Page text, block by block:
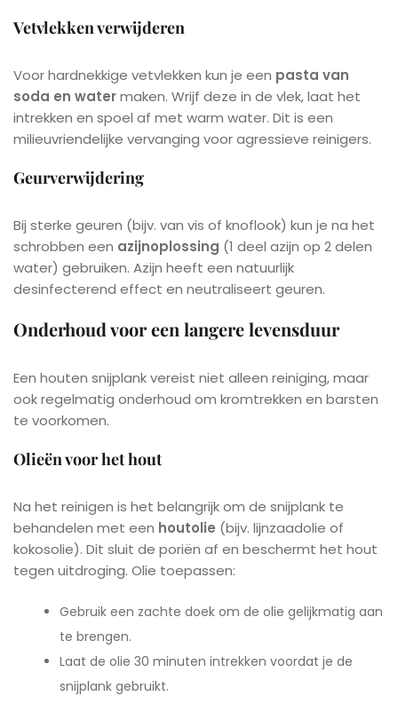
Vetvlekken verwijderen
Voor hardnekkige vetvlekken kun je een pasta van
soda en watermaken. Wrijf deze in de vlek, laat het
intrekken en spoel af met warm water. Dit is een
milieuvriendelijke vervanging voor agressieve reinigers.
Geurverwijdering
Bij sterke geuren (bijv. van vis of knoflook) kun je na het
schrobben een azijnoplossing (1 deel azijn op 2 delen
water) gebruiken. Azijn heeft een natuurlijk
desinfecterend effect en neutraliseert geuren.
Onderhoud voor een langere levensduur
Een houten snijplank vereist niet alleen reiniging, maar
ook regelmatig onderhoud om kromtrekken en barsten
te voorkomen.
Olieën voor het hout
Na het reinigen is het belangrijk om de snijplank te
behandelen met een houtolie (bijv. lijnzaadolie of
kokosolie). Dit sluit de poriën af en beschermt het hout
tegen uitdroging. Olie toepassen:
Gebruik een zachte doek om de olie gelijkmatig aan
te brengen.
Laat de olie 30 minuten intrekken voordat je de
snijplank gebruikt.